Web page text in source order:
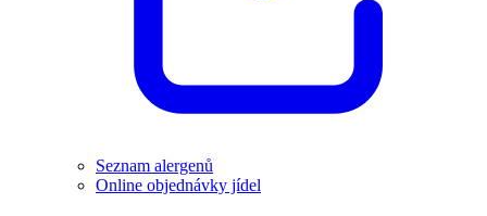
Seznam alergenů
Online objednávky jídel